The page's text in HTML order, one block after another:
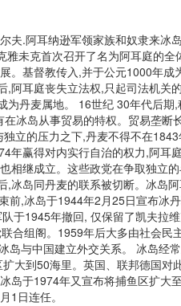
.阿耳纳逊军领家族和奴隶来冰
未克首次召开了名为阿耳庭的
基督教传入,并于公元1000年
耳庭丧失立法权,只起司法机关
丹麦属地。 16世纪 30年代后
冰岛从事贸易的特权。贸易垄
立的压力之下,丹麦不得不在
赢得对内实行自治的权力,阿耳
继成立。这些政党在争取独立
岛同丹麦的联系被切断。冰岛
,冰岛于1944年2月25日宣布冰
1945年撤回, 仅保留了凯夫拉
组阁。1959年后大多由社会
与中国建立外交关系。 冰岛经
到50海里。英国、联邦德国
于1974年又宣布将捕鱼区扩
1日连任。